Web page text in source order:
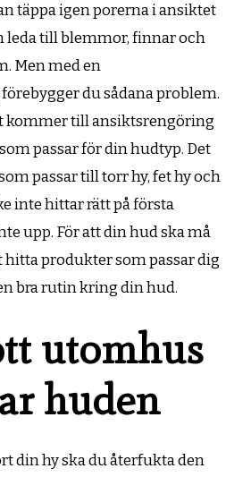
täppa igen porerna i ansiktet
leda till blemmor, finnar och
Men med en
du sådana problem.
kommer till ansiktsrengöring
passar för din hudtyp. Det
passar till torr hy, fet hy och
inte hittar rätt på första
upp. För att din hud ska må
hitta produkter som passar dig
bra rutin kring din hud.
utomhus
huden
din hy ska du återfukta den